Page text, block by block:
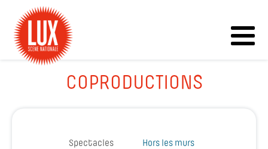
COPRODUCTIONS
Spectacles Hors les murs